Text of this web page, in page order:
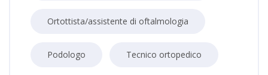
Ortottista/assistente di oftalmologia
Podologo Tecnico ortopedico